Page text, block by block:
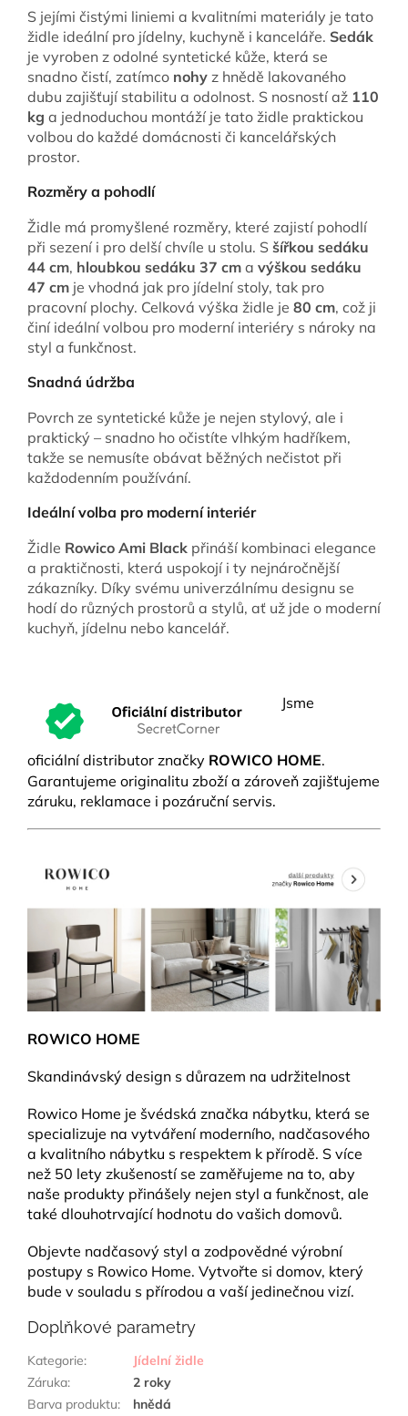
S jejími čistými liniemi a kvalitními materiály je tato
židle ideální pro jídelny, kuchyně i kanceláře. Sedák
je vyroben z odolné syntetické kůže, která se
snadno čistí, zatímco nohy z hnědě lakovaného
dubu zajišťují stabilitu a odolnost. S nosností až 110
kg a jednoduchou montáží je tato židle praktickou
volbou do každé domácnosti či kancelářských
prostor.
Rozměry a pohodlí
Židle má promyšlené rozměry, které zajistí pohodlí
při sezení i pro delší chvíle u stolu. S šířkou sedáku
44 cm, hloubkou sedáku 37 cm a výškou sedáku
47 cm je vhodná jak pro jídelní stoly, tak pro
pracovní plochy. Celková výška židle je 80 cm, což ji
činí ideální volbou pro moderní interiéry s nároky na
styl a funkčnost.
Snadná údržba
Povrch ze syntetické kůže je nejen stylový, ale i
praktický – snadno ho očistíte vlhkým hadříkem,
takže se nemusíte obávat běžných nečistot při
každodenním používání.
Ideální volba pro moderní interiér
Židle Rowico Ami Black přináší kombinaci elegance
a praktičnosti, která uspokojí i ty nejnáročnější
zákazníky. Díky svému univerzálnímu designu se
hodí do různých prostorů a stylů, ať už jde o moderní
kuchyň, jídelnu nebo kancelář.
Jsme
oficiální distributor značky ROWICO HOME.
Garantujeme originalitu zboží a zároveň zajišťujeme
záruku, reklamace i pozáruční servis.
ROWICO HOME
Skandinávský design s důrazem na udržitelnost
Rowico Home je švédská značka nábytku, která se
specializuje na vytváření moderního, nadčasového
a kvalitního nábytku s respektem k přírodě. S více
než 50 lety zkušeností se zaměřujeme na to, aby
naše produkty přinášely nejen styl a funkčnost, ale
také dlouhotrvající hodnotu do vašich domovů.
Objevte nadčasový styl a zodpovědné výrobní
postupy s Rowico Home. Vytvořte si domov, který
bude v souladu s přírodou a vaší jedinečnou vizí.
Doplňkové parametry
Kategorie:
Jídelní židle
Záruka:
2 roky
Barva produktu:
hnědá